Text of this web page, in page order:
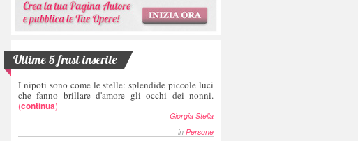
Ultime 5 frasi inserite
I nipoti sono come le stelle: splendide piccole luci
che fanno brillare d'amore gli occhi dei nonni.
(continua)
--Giorgia Stella
in Persone